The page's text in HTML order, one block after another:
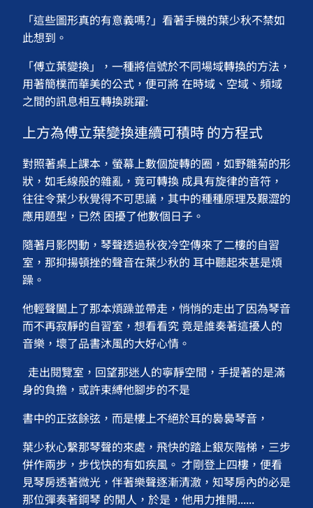
「這些圖形真的有意義嗎?」看著手機的葉少秋不禁如
此想到。
「傅立葉變換」，一種將信號於不同場域轉換的方法，
用著簡樸而華美的公式，便可將 在時域、空域、頻域
之間的訊息相互轉換跳躍:
上方為傅立葉變換連續可積時 的方程式
對照著桌上課本，螢幕上數個旋轉的圈，如野雛菊的形
狀，如毛線般的雜亂，竟可轉換 成具有旋律的音符，
往往令葉少秋覺得不可思議，其中的種種原理及艱澀的
應用題型，已然 困擾了他數個日子。
隨著月影閃動，琴聲透過秋夜冷空傳來了二樓的自習
室，那抑揚頓挫的聲音在葉少秋的 耳中聽起來甚是煩
躁。
他輕聲闔上了那本煩躁並帶走，悄悄的走出了因為琴音
而不再寂靜的自習室，想看看究 竟是誰奏著這擾人的
音樂，壞了品書沐風的大好心情。
走出閱覽室，回望那迷人的寧靜空間，手提著的是滿
身的負擔，或許束縛他腳步的不是
書中的正弦餘弦，而是樓上不絕於耳的裊裊琴音，
葉少秋心繫那琴聲的來處，飛快的踏上銀灰階梯，三步
併作兩步，步伐快的有如疾風。 才剛登上四樓，便看
見琴房透著微光，伴著樂聲逐漸清澈，知琴房內的必是
那位彈奏著鋼琴 的閒人，於是，他用力推開......